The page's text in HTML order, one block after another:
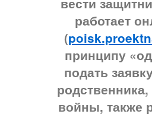
работает
(
принципу
подать
войны, также